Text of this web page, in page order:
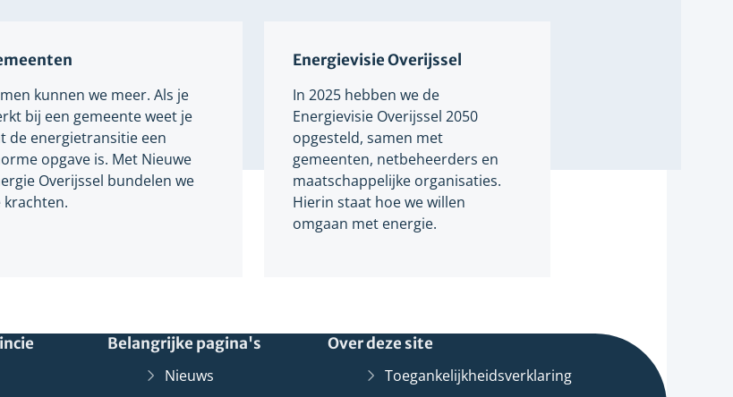
kunnen we meer. Als je
bij een gemeente weet je
de energietransitie een
opgave is. Met Nieuwe
Overijssel bundelen we
krachten.
Energievisie Overijssel
In 2025 hebben we de
Energievisie Overijssel 2050
opgesteld, samen met
gemeenten, netbeheerders en
maatschappelijke organisaties.
Hierin staat hoe we willen
omgaan met energie.
Belangrijke pagina's
Nieuws
Over deze site
Toegankelijkheidsverklaring